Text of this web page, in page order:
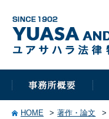
HOME 著作・論文